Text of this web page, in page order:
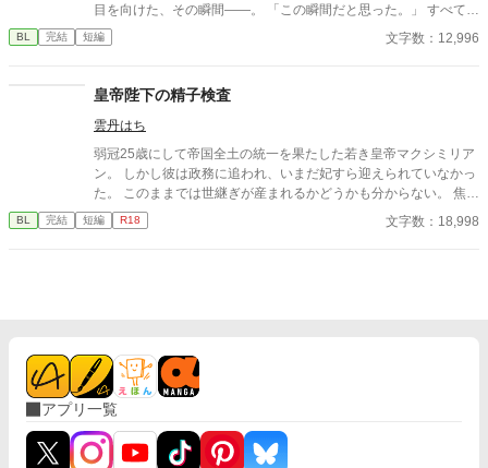
目を向けた、その瞬間——。 「この瞬間だと思った。」 すべてを
愛で終わらせた、沈黙の恋の物語。 IFストーリーあり 誤字あ
れば報告お願いします！
BL 完結 短編 文字数：12,996
皇帝陛下の精子検査
雲丹はち
弱冠25歳にして帝国全土の統一を果たした若き皇帝マクシミリア
ン。 しかし彼は政務に追われ、いまだ妃すら迎えられていなかっ
た。 このままでは世継ぎが産まれるかどうかも分からない。 焦れ
た官僚たちに迫られ、マクシミリアンは世にも屈辱的な『検査』
を受けさせられることに――!?
BL 完結 短編 R18 文字数：18,998
アプリ一覧